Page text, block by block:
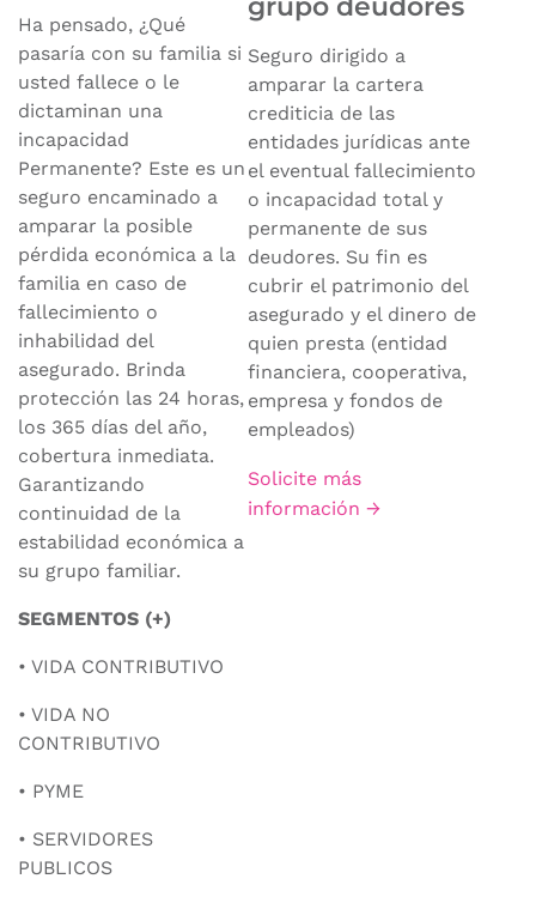
Ha pensado, ¿Qué
pasaría con su familia si
usted fallece o le
dictaminan una
incapacidad
Permanente? Este es un
seguro encaminado a
amparar la posible
pérdida económica a la
familia en caso de
fallecimiento o
inhabilidad del
asegurado. Brinda
protección las 24 horas,
los 365 días del año,
cobertura inmediata.
Garantizando
continuidad de la
estabilidad económica a
su grupo familiar.
SEGMENTOS (+)
• VIDA CONTRIBUTIVO
• VIDA NO
CONTRIBUTIVO
• PYME
• SERVIDORES
PUBLICOS
grupo deudores
Seguro dirigido a
amparar la cartera
crediticia de las
entidades jurídicas ante
el eventual fallecimiento
o incapacidad total y
permanente de sus
deudores. Su fin es
cubrir el patrimonio del
asegurado y el dinero de
quien presta (entidad
financiera, cooperativa,
empresa y fondos de
empleados)
Solicite más
información →